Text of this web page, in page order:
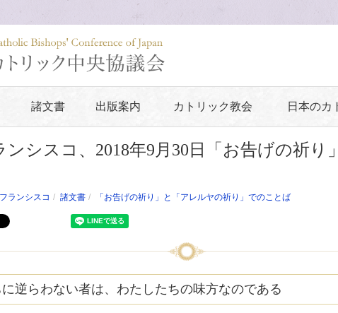
諸文書 出版案内 カトリック教会 日本のカ
ンシスコ、2018年9月30日「お告げの祈り
フランシスコ 諸文書 「お告げの祈り」と「アレルヤの祈り」でのことば
逆らわない者は、わたしたちの味方なのである